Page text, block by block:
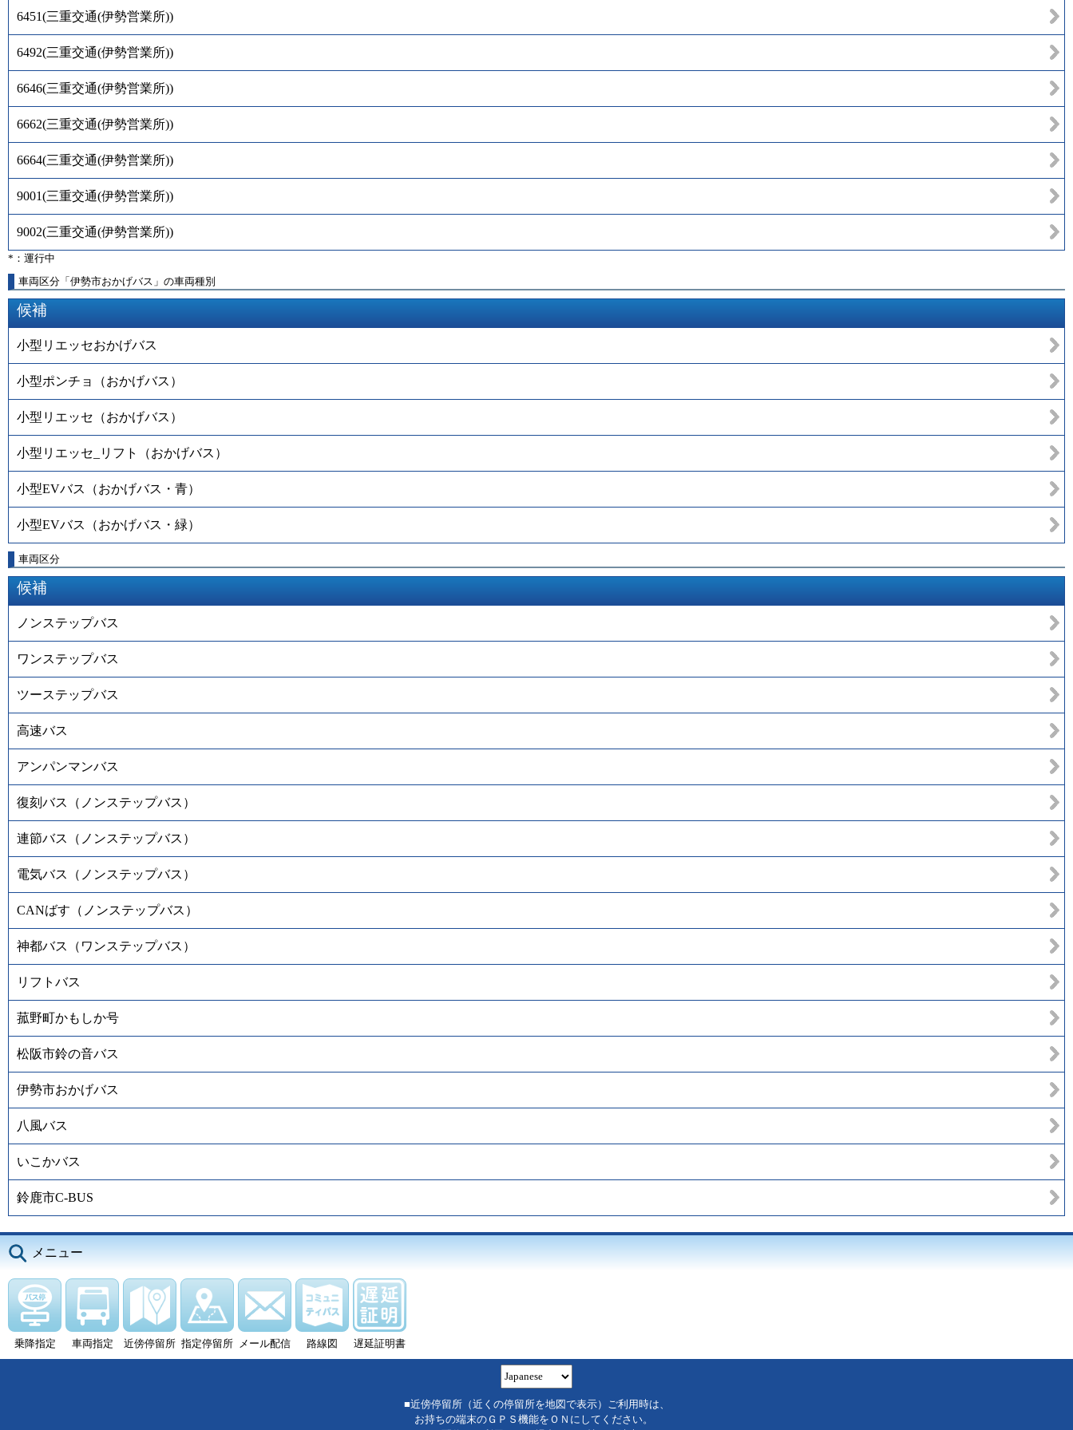
6451(三重交通(伊勢営業所))
6492(三重交通(伊勢営業所))
6646(三重交通(伊勢営業所))
6662(三重交通(伊勢営業所))
6664(三重交通(伊勢営業所))
9001(三重交通(伊勢営業所))
9002(三重交通(伊勢営業所))
*：運行中
車両区分「伊勢市おかげバス」の車両種別
候補
小型リエッセおかげバス
小型ポンチョ（おかげバス）
小型リエッセ（おかげバス）
小型リエッセ_リフト（おかげバス）
小型EVバス（おかげバス・青）
小型EVバス（おかげバス・緑）
車両区分
候補
ノンステップバス
ワンステップバス
ツーステップバス
高速バス
アンパンマンバス
復刻バス（ノンステップバス）
連節バス（ノンステップバス）
電気バス（ノンステップバス）
CANばす（ノンステップバス）
神都バス（ワンステップバス）
リフトバス
菰野町かもしか号
松阪市鈴の音バス
伊勢市おかげバス
八風バス
いこかバス
鈴鹿市C-BUS
メニュー
乗降指定 車両指定 近傍停留所 指定停留所 メール配信 路線図 遅延証明書
■近傍停留所（近くの停留所を地図で表示）ご利用時は、
お持ちの端末のＧＰＳ機能をＯＮにしてください。